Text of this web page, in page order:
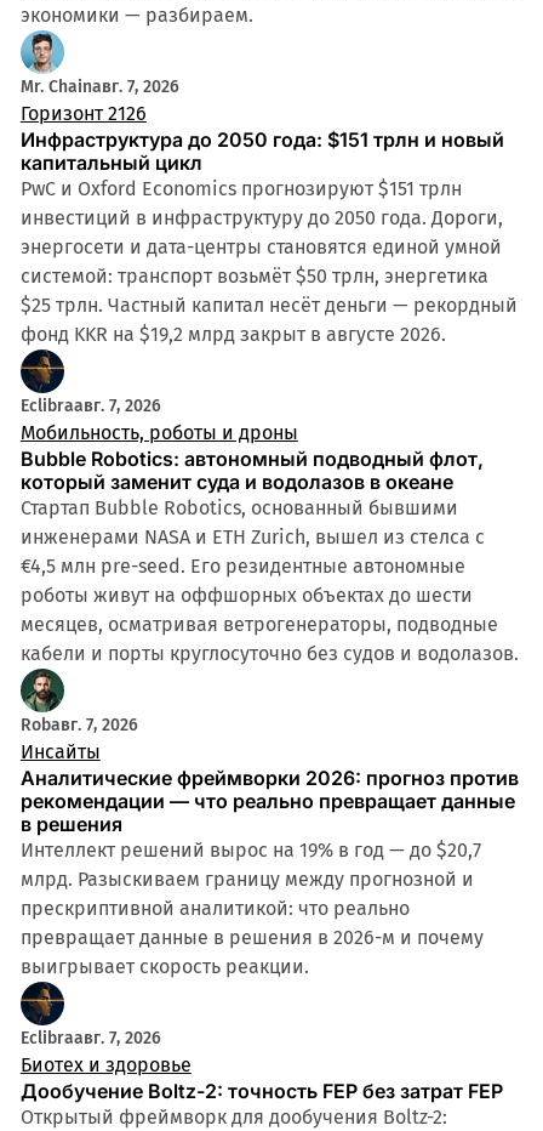
экономики — разбираем.
Mr. Chainавг. 7, 2026
Горизонт 2126
Инфраструктура до 2050 года: $151 трлн и новый
капитальный цикл
PwC и Oxford Economics прогнозируют $151 трлн
инвестиций в инфраструктуру до 2050 года. Дороги,
энергосети и дата-центры становятся единой умной
системой: транспорт возьмёт $50 трлн, энергетика
$25 трлн. Частный капитал несёт деньги — рекордный
фонд KKR на $19,2 млрд закрыт в августе 2026.
Eclibraавг. 7, 2026
Мобильность, роботы и дроны
Bubble Robotics: автономный подводный флот,
который заменит суда и водолазов в океане
Стартап Bubble Robotics, основанный бывшими
инженерами NASA и ETH Zurich, вышел из стелса с
€4,5 млн pre-seed. Его резидентные автономные
роботы живут на оффшорных объектах до шести
месяцев, осматривая ветрогенераторы, подводные
кабели и порты круглосуточно без судов и водолазов.
Robавг. 7, 2026
Инсайты
Аналитические фреймворки 2026: прогноз против
рекомендации — что реально превращает данные
в решения
Интеллект решений вырос на 19% в год — до $20,7
млрд. Разыскиваем границу между прогнозной и
прескриптивной аналитикой: что реально
превращает данные в решения в 2026-м и почему
выигрывает скорость реакции.
Eclibraавг. 7, 2026
Биотех и здоровье
Дообучение Boltz-2: точность FEP без затрат FEP
Открытый фреймворк для дообучения Boltz-2: